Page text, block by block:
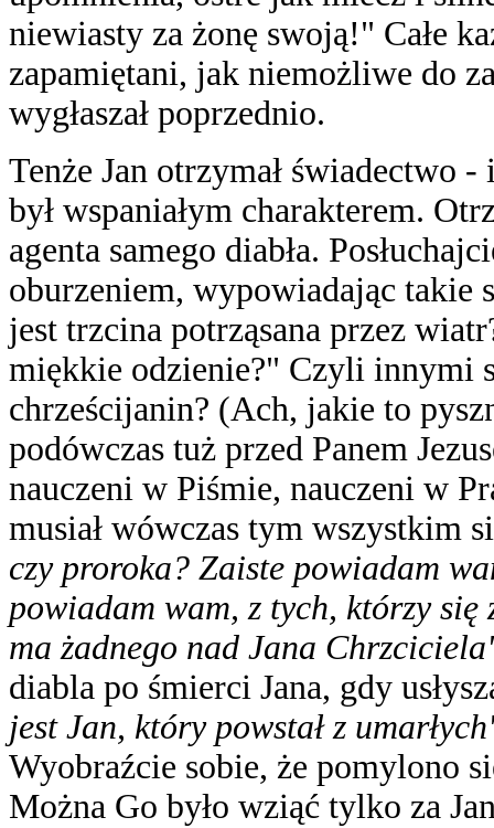
niewiasty za żonę swoją!" Całe
zapamiętani, jak niemożliwe do
wygłaszał poprzednio.
Tenże Jan otrzymał świadectwo
był wspaniałym charakterem.
agenta samego diabła.
oburzeniem, wypowiadając takie
jest trzcina potrząsana przez
miękkie odzienie?" Czyli innymi
chrześcijanin? (Ach, jakie to
podówczas tuż przed Panem
nauczeni w Piśmie, nauczeni w
musiał wówczas tym wszystkim
czy proroka? Zaiste powiadam
powiadam wam, z tych, którzy
ma żadnego nad Jana
diabla po śmierci Jana, gdy
jest Jan, który powstał z
Wyobraźcie sobie, że pomylono
Można Go było wziąć tylko za